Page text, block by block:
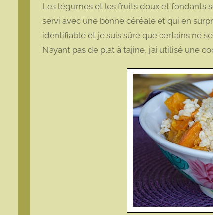
Les légumes et les fruits doux et fondants
servi avec une bonne céréale et qui en
identifiable et je suis sûre que certains ne
N’ayant pas de plat à tajine, j’ai utilisé une